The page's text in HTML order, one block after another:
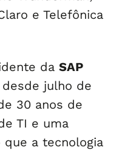
e Telefônica
da SAP
desde julho de
30 anos de
TI e uma
a tecnologia